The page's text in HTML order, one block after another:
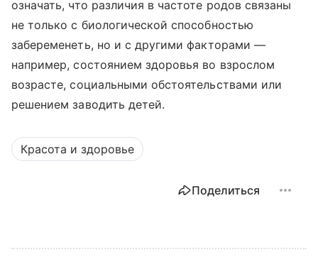
означать, что различия в частоте родов связаны
не только с биологической способностью
забеременеть, но и с другими факторами —
например, состоянием здоровья во взрослом
возрасте, социальными обстоятельствами или
решением заводить детей.
Красота и здоровье
Поделиться